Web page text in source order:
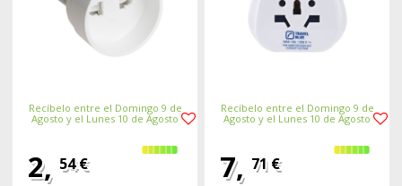
Recíbelo entre el Domingo 9 de
Agosto y el Lunes 10 de Agosto
2, 54 €
Recíbelo entre el Domingo 9 de
Agosto y el Lunes 10 de Agosto
7, 71 €